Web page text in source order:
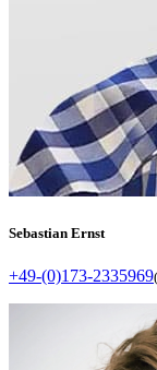
Sebastian Ernst
+49-(0)173-2335969